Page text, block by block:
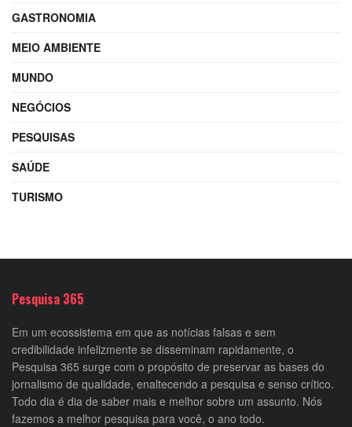
GASTRONOMIA
MEIO AMBIENTE
MUNDO
NEGÓCIOS
PESQUISAS
SAÚDE
TURISMO
Pesquisa 365
Em um ecossistema em que as notícias falsas e sem
credibilidade infelizmente se disseminam rapidamente, o
Pesquisa 365 surge com o propósito de preservar as bases do
jornalismo de qualidade, enaltecendo a pesquisa e senso crítico.
Todo dia é dia de saber mais e melhor sobre um assunto. Nós
fazemos a melhor pesquisa para você, o ano todo.